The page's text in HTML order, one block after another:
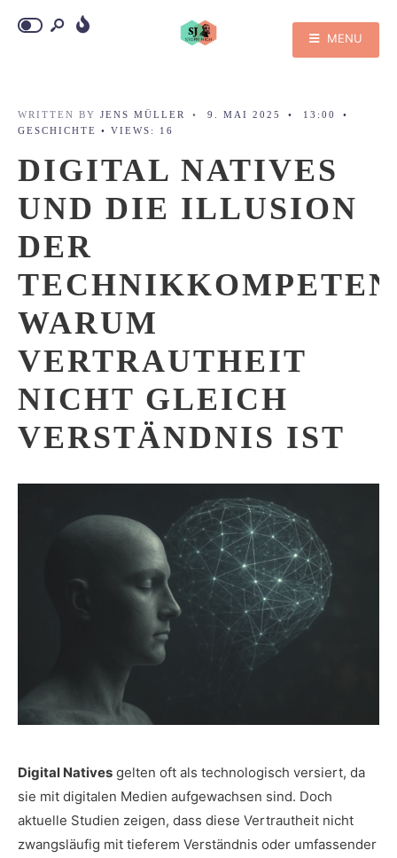
MENU
WRITTEN BY JENS MÜLLER • 9. MAI 2025 • 13:00
•
GESCHICHTE • VIEWS: 16
DIGITAL NATIVES
UND DIE ILLUSION
DER
WARUM
VERTRAUTHEIT
NICHT GLEICH
VERSTÄNDNIS IST
Digital Natives gelten oft als technologisch versiert, da
sie mit digitalen Medien aufgewachsen sind. Doch
aktuelle Studien zeigen, dass diese Vertrautheit nicht
zwangsläufig mit tieferem Verständnis oder umfassender